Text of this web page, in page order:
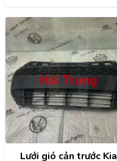
Lưới gió cản trước Kia